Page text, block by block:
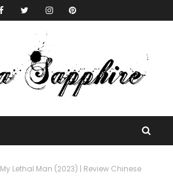
My Lethal Man (2023) | Review Chinese